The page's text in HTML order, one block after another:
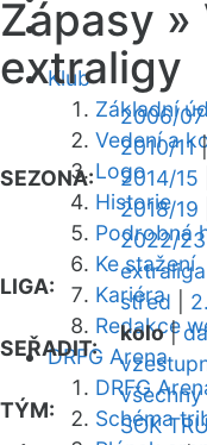
Klub
Základní
Vedení a
Logo
Historie
Podrobná
Ke stažení
Kariéra
Redakce
DRFG Arena
DRFG
Schéma
Zápasy »
extraligy
SEZONA:
2006/07
2010/11
2014/15
2018/19
2022/23
LIGA:
extraliga
střed
SEŘADIT:
kolo|
TÝM:
všechny
SOK